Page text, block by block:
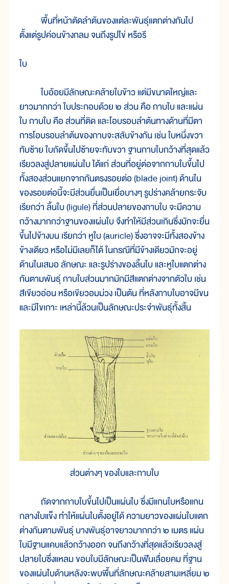
พื้นที่หน้าตัดลำต้นของแต่ละพันธุ์แตกต่างกันไป
ตั้งแต่รูปค่อนข้างกลม จนถึงรูปไข่ หรือรี
ใบ
ใบอ้อยมีลักษณะคล้ายใบข้าว แต่มีขนาดใหญ่และ
ยาวมากกว่า ใบประกอบด้วย ๒ ส่วน คือ กาบใบ และแผ่น
ใบ กาบใบ คือ ส่วนที่ติด และโอบรอบลำต้นทางด้านที่มีตา
การโอบรอบลำต้นของกาบจะสลับข้างกัน เช่น ใบหนึ่งขวา
ทับซ้าย ใบถัดขึ้นไปซ้ายจะทับขวา ฐานกาบใบกว้างที่สุดแล้ว
เรียวลงสู่ปลายแผ่นใบ ได้แก่ ส่วนที่อยู่ต่อจากกาบใบขึ้นไป
ทั้งสองส่วนแยกจากกันตรงรอยต่อ (blade joint) ด้านใน
ของรอยต่อนี้จะมีส่วนยื่นเป็นเยื่อบางๆ รูปร่างคล้ายกระจับ
เรียกว่า ลิ้นใบ (ligule) ที่ส่วนปลายของกาบใบ จะมีความ
กว้างมากกว่าฐานของแผ่นใบ จึงทำให้มีส่วนเกินซึ่งมักจะยื่น
ขึ้นไปข้างบน เรียกว่า หูใบ (auricle) ซึ่งอาจจะมีทั้งสองข้าง
ข้างเดียว หรือไม่มีเลยก็ได้ ในกรณีที่มีข้างเดียวมักจะอยู่
ด้านในเสมอ ลักษณะ และรูปร่างของลิ้นใบ และหูใบแตกต่าง
กันตามพันธุ์ กาบใบส่วนมากมักมีสีแตกต่างจากตัวใบ เช่น
สีเขียวอ่อน หรือเขียวอมม่วง เป็นต้น ที่หลังกาบใบอาจมีขน
และมีไขเกาะ เหล่านี้ล้วนเป็นลักษณะประจำพันธุ์ทั้งสิ้น
ส่วนต่างๆ ของใบและกาบใบ
ถัดจากกาบใบขึ้นไปเป็นแผ่นใบ ซึ่งมีแกนใบหรือแกน
กลางใบแข็ง ทำให้แผ่นใบตั้งอยู่ได้ ความยาวของแผ่นใบแตก
ต่างกันตามพันธุ์ บางพันธุ์อาจยาวมากกว่า ๒ เมตร แผ่น
ใบมีฐานแคบแล้วกว้างออก จนถึงกว้างที่สุดแล้วเรียวลงสู่
ปลายใบซึ่งแหลม ขอบใบมีลักษณะเป็นฟันเลื่อยคม ที่ฐาน
ของแผ่นใบด้านหลังจะพบพื้นที่ลักษณะคล้ายสามเหลี่ยม ๒